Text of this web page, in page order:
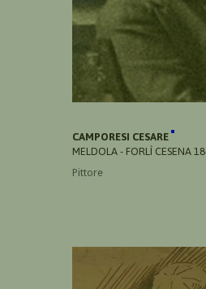
CAMPORESI CESARE
MELDOLA - FORLÌ CESENA
Pittore